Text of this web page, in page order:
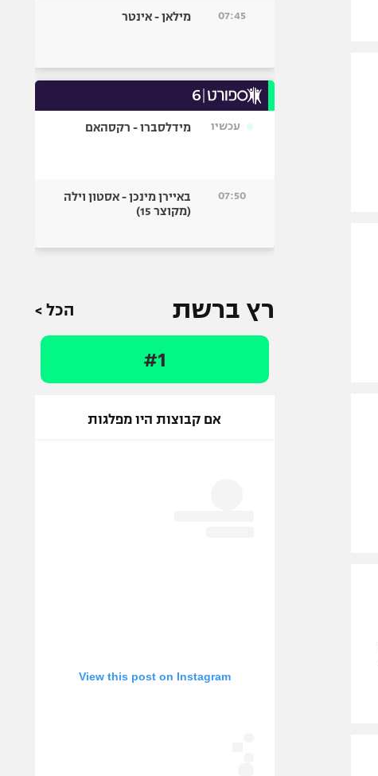
07:45 מילאן - אינטר
עכשיו מידלסברו - רקסהאם
07:50
באיירן מינכן - אסטון וילה
(מקוצר 15)
רץ ברשת הכל >
#1
אם קבוצות היו מפלגות
View this post on Instagram